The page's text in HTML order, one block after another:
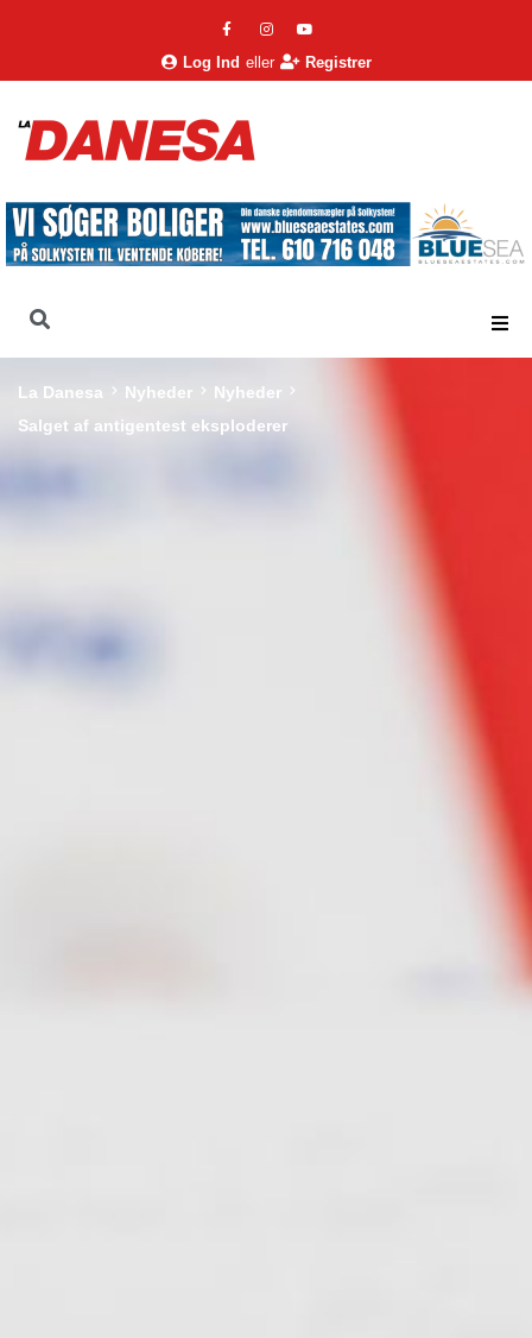
Log Ind eller Registrer
La Danesa Nyheder
Nyheder
Salget af antigentest eksploderer